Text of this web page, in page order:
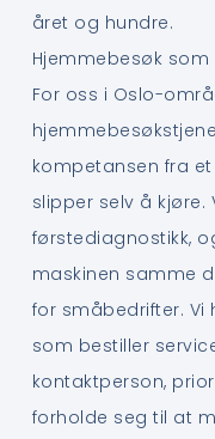
året og hundre.
Hjemmebesøk som
For oss i Oslo-
kompetansen fra
slipper selv å kjøre.
førstediagnostikk,
maskinen samme
for småbedrifter. Vi
som bestiller
kontaktperson,
forholde seg til at